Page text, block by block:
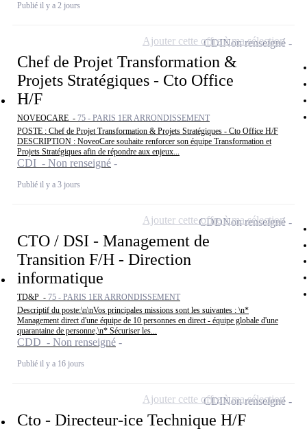
Publié il y a 2 jours
Chef de Projet Transformation &
Projets Stratégiques - Cto Office
H/F
NOVEOCARE - 75 - PARIS 1ER ARRONDISSEMENT
POSTE : Chef de Projet Transformation & Projets Stratégiques - Cto Office H/F
DESCRIPTION : NoveoCare souhaite renforcer son équipe Transformation et
Projets Stratégiques afin de répondre aux enjeux...
CDI - Non renseigné
Publié il y a 3 jours
CDINon renseigné
Ajouter cette offre à ma sélection
CTO / DSI - Management de
Transition F/H - Direction
informatique
TD&P - 75 - PARIS 1ER ARRONDISSEMENT
Descriptif du poste:\n\nVos principales missions sont les suivantes : \n*
Management direct d'une équipe de 10 personnes en direct - équipe globale d'une
quarantaine de personne,\n* Sécuriser les...
CDD - Non renseigné
Publié il y a 16 jours
CDDNon renseigné
Ajouter cette offre à ma sélection
Cto - Directeur-ice Technique H/F
CDINon renseigné
Ajouter cette offre à ma sélection